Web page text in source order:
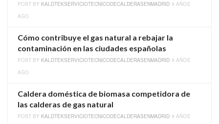
POST BY KALDTEKSERVICIOTECNICODECALDERASENMADRID 9 AÑOS
AGO
Cómo contribuye el gas natural a rebajar la
contaminación en las ciudades españolas
POST BY KALDTEKSERVICIOTECNICODECALDERASENMADRID 9 AÑOS
AGO
Caldera doméstica de biomasa competidora de
las calderas de gas natural
POST BY KALDTEKSERVICIOTECNICODECALDERASENMADRID 9 AÑOS